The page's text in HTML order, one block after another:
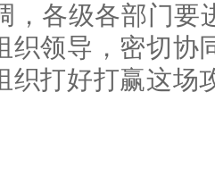
，各级各部门要
织领导，密切协
织打好打赢这场